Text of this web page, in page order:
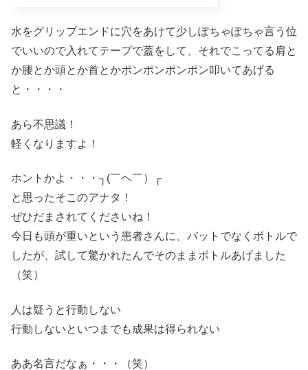
水をグリップエンドに穴をあけて少しぽちゃぽちゃ言う位
でいいので入れてテープで蓋をして、それでこってる肩と
か腰とか頭とか首とかポンポンポンポン叩いてあげる
と・・・・
あら不思議！
軽くなりますよ！
ホントかよ・・・┐(￣ヘ￣）┌
と思ったそこのアナタ！
ぜひだまされてくださいね！
今日も頭が重いという患者さんに、バットでなくボトルで
したが、試して驚かれたんでそのままボトルあげました
（笑）
人は疑うと行動しない
行動しないといつまでも成果は得られない
ああ名言だなぁ・・・（笑）